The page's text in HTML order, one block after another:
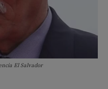
El Salvador